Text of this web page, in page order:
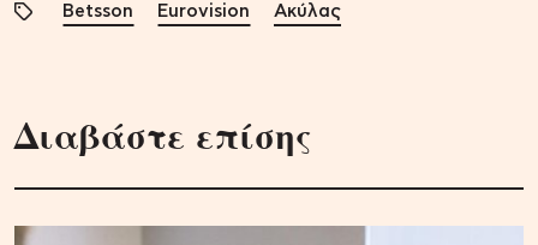
Betsson Eurovision Ακύλας
Διαβάστε επίσης